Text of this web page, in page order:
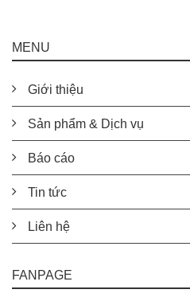
MENU
Giới thiệu
Sản phẩm & Dịch vụ
Báo cáo
Tin tức
Liên hệ
FANPAGE